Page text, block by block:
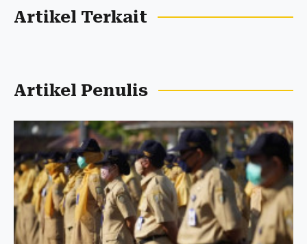
Artikel Terkait
Artikel Penulis